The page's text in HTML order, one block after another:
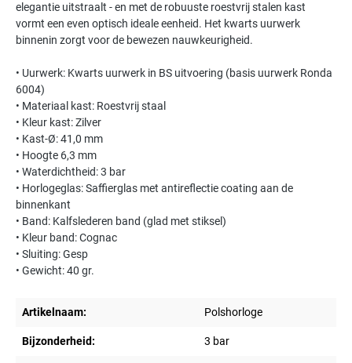
elegantie uitstraalt - en met de robuuste roestvrij stalen kast
vormt een even optisch ideale eenheid. Het kwarts uurwerk
binnenin zorgt voor de bewezen nauwkeurigheid.
• Uurwerk: Kwarts uurwerk in BS uitvoering (basis uurwerk Ronda
6004)
• Materiaal kast: Roestvrij staal
• Kleur kast: Zilver
• Kast-Ø: 41,0 mm
• Hoogte 6,3 mm
• Waterdichtheid: 3 bar
• Horlogeglas: Saffierglas met antireflectie coating aan de
binnenkant
• Band: Kalfslederen band (glad met stiksel)
• Kleur band: Cognac
• Sluiting: Gesp
• Gewicht: 40 gr.
Artikelnaam: Polshorloge
Bijzonderheid: 3 bar